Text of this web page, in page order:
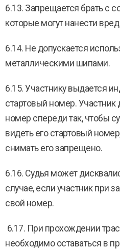
6.13. Запрещается брать с
которые могут нанести
6.14. Не допускается
металлическими шипами.
6.15. Участнику выдается
стартовый номер.
номер спереди так, чтобы
видеть его стартовый
снимать его запрещено.
6.16. Судья может
случае, если участник при
свой номер.
6.17. При прохождении
необходимо оставаться в